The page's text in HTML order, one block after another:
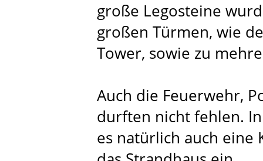
große Legosteine
großen Türmen, wie
Tower, sowie zu
Auch die Feuerwehr,
durften nicht fehlen.
es natürlich auch eine